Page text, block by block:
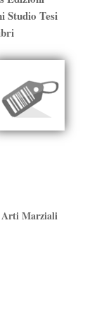
Studio Tesi
Arti Marziali